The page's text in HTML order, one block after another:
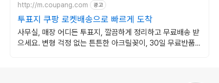
http://m.coupang.com 광고
투표지 쿠팡 로켓배송으로 빠르게 도착
사무실, 매장 어디든 투표지, 깔끔하게 정리하고 무료배송 받
으세요. 변형 걱정 없는 튼튼한 아크릴꽂이, 30일 무료반품